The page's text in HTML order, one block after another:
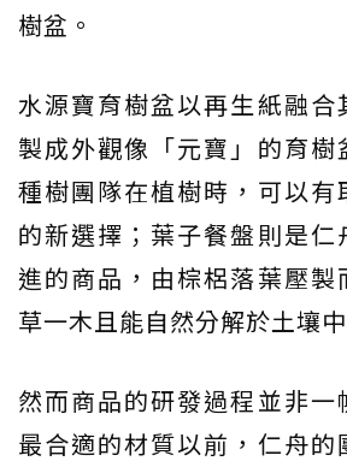
樹盆。
水源寶育樹盆以再生紙融合
製成外觀像「元寶」的育樹
種樹團隊在植樹時，可以有
的新選擇；葉子餐盤則是仁
進的商品，由棕梠落葉壓製
草一木且能自然分解於土壤中
然而商品的研發過程並非一
最合適的材質以前，仁舟的